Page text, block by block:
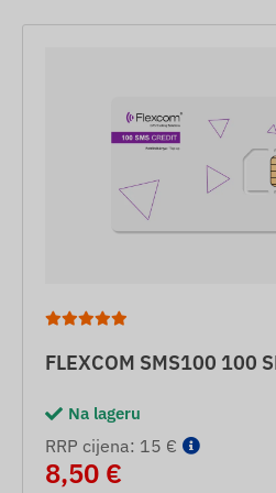
FLEXCOM SMS100 100
Na lageru
RRP cijena: 15 €
8,50 €